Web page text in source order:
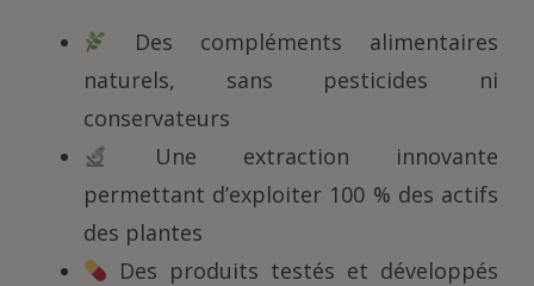
Des compléments alimentaires
naturels, sans pesticides ni
conservateurs
Une extraction innovante
permettant d’exploiter 100 % des actifs
des plantes
Des produits testés et développés